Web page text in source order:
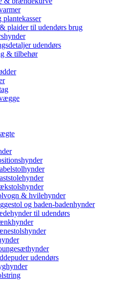
plantekasser
plaider til udendørs brug
udendørs
& tilbehør
& hvilehynder
og baden-badenhynder
til udendørs
udendørs